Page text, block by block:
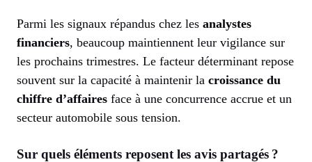
Parmi les signaux répandus chez les analystes
financiers, beaucoup maintiennent leur vigilance sur
les prochains trimestres. Le facteur déterminant repose
souvent sur la capacité à maintenir la croissance du
chiffre d’affaires face à une concurrence accrue et un
secteur automobile sous tension.
Sur quels éléments reposent les avis partagés ?